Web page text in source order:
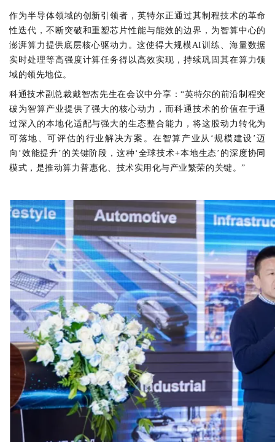
作为半导体领域的创新引领者，英特尔正通过其制程技术的革命
性迭代，不断突破和重塑芯片性能与能效的边界，为智算中心的
澎湃算力提供底层核心驱动力。这使得大规模AI训练、海量数据
实时处理等高强度计算任务得以高效实现，持续巩固其在算力领
域的领先地位。
科通技术副总裁戴智杰先生在会议中分享：“英特尔的前沿制程突
破为智算产业提供了强大的核心动力，而科通技术的价值在于通
过深入的本地化适配与强大的生态整合能力，将这股动力转化为
可落地、可评估的行业解决方案。在智算产业从‘规模建设’迈
向‘效能提升’的关键阶段，这种‘全球技术+本地生态’的深度协同
模式，是推动算力普惠化、技术实用化与产业繁荣的关键。”